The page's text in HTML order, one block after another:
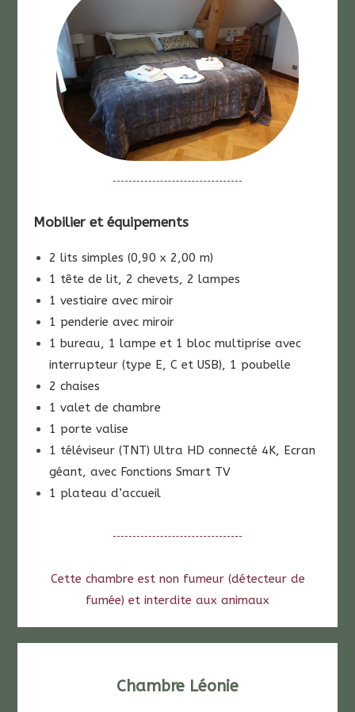
Mobilier et équipements
2 lits simples (0,90 x 2,00 m)
1 tête de lit, 2 chevets, 2 lampes
1 vestiaire avec miroir
1 penderie avec miroir
1 bureau, 1 lampe et 1 bloc multiprise avec
interrupteur (type E, C et USB), 1 poubelle
2 chaises
1 valet de chambre
1 porte valise
1 téléviseur (TNT) Ultra HD connecté 4K, Ecran
géant, avec Fonctions Smart TV
1 plateau d’accueil
Cette chambre est non fumeur (détecteur de
fumée) et interdite aux animaux
Chambre Léonie